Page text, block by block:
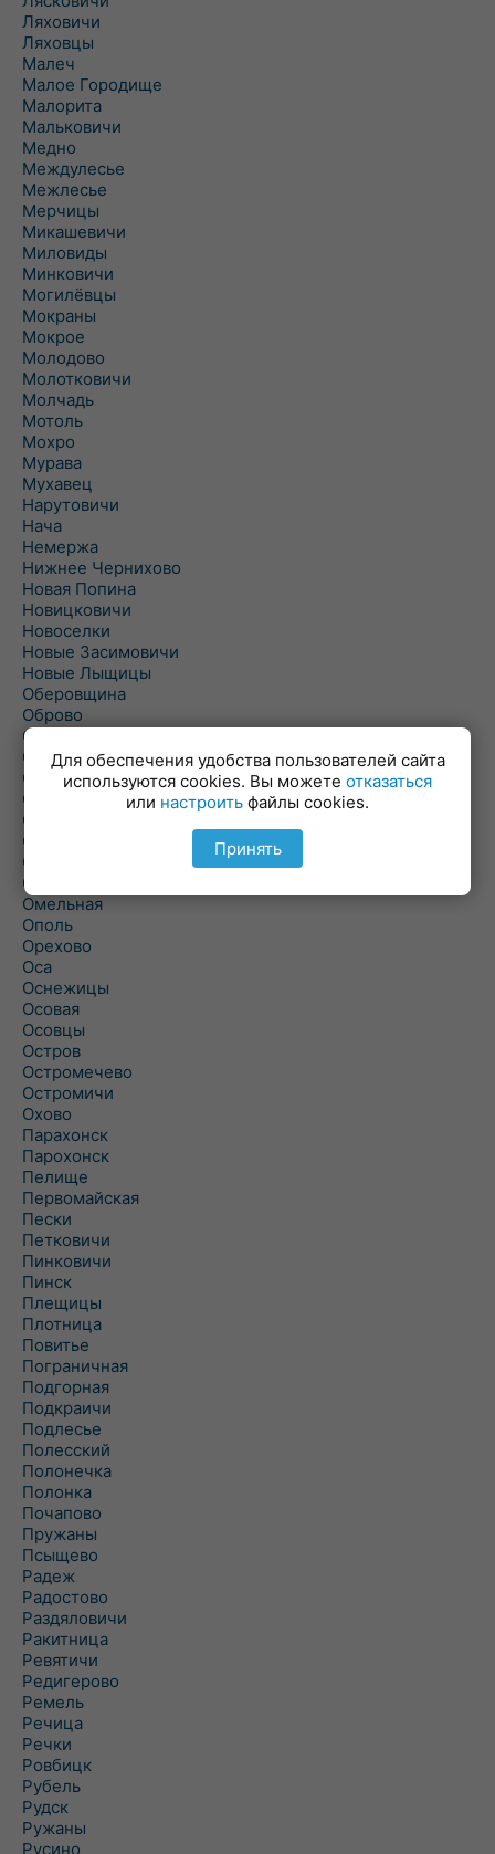
Ляховичи
Ляховцы
Малеч
Малое Городище
Малорита
Мальковичи
Медно
Междулесье
Межлесье
Мерчицы
Микашевичи
Миловиды
Минковичи
Могилёвцы
Мокраны
Мокрое
Молодово
Молотковичи
Молчадь
Мотоль
Мохро
Мурава
Мухавец
Нарутовичи
Нача
Немержа
Нижнее Чернихово
Новая Попина
Новицковичи
Новоселки
Новые Засимовичи
Новые Лыщицы
Оберовщина
Оброво
Огаревичи
Одрижин
Оздамичи
Озяты
Олтуш
Ольманы
Ольпень
Ольшаны
Омельная
Ополь
Орехово
Оса
Оснежицы
Осовая
Осовцы
Остров
Остромечево
Остромичи
Охово
Парахонск
Парохонск
Пелище
Первомайская
Пески
Петковичи
Пинковичи
Пинск
Плещицы
Плотница
Повитье
Пограничная
Подгорная
Подкраичи
Подлесье
Полесский
Полонечка
Полонка
Почапово
Пружаны
Псыщево
Радеж
Радостово
Раздяловичи
Ракитница
Ревятичи
Редигерово
Ремель
Речица
Речки
Ровбицк
Рубель
Рудск
Ружаны
Русино
Для обеспечения удобства пользователей сайта
используются cookies. Вы можете отказаться
или настроить файлы cookies.
Принять